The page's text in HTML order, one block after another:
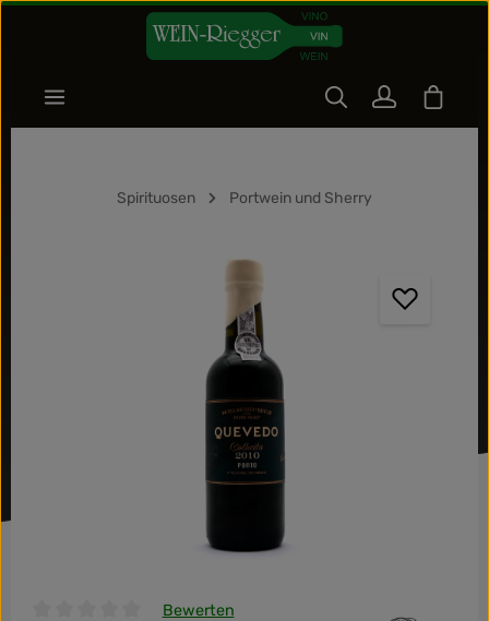
Zum Hauptinhalt springen
Spirituosen Portwein und Sherry
Bewerten